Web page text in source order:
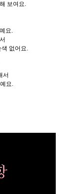
보여요.
요.
없어요.
서
요.